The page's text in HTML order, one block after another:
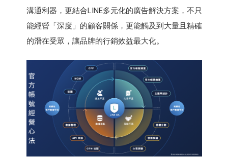
溝通利器，更結合LINE多元化的廣告解決方案，不只
能經營「深度」的顧客關係，更能觸及到大量且精確
的潛在受眾，讓品牌的行銷效益最大化。